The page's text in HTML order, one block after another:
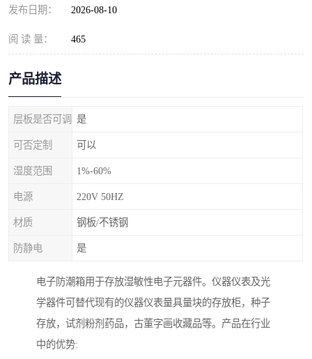
发布日期： 2026-08-10
阅 读 量： 465
产品描述
层板是否可调 是
可否定制 可以
湿度范围 1%-60%
电源 220V 50HZ
材质 钢板/不锈钢
防静电 是
电子防潮箱用于存放湿敏性电子元器件。仪器仪表及光
学器件可替代现有的仪器仪表量具量块的存放柜，种子
存放，试剂粉剂药品，古董字画收藏品等。产品在行业
中的优势: